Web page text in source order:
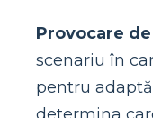
Provocare
scenariu în
pentru